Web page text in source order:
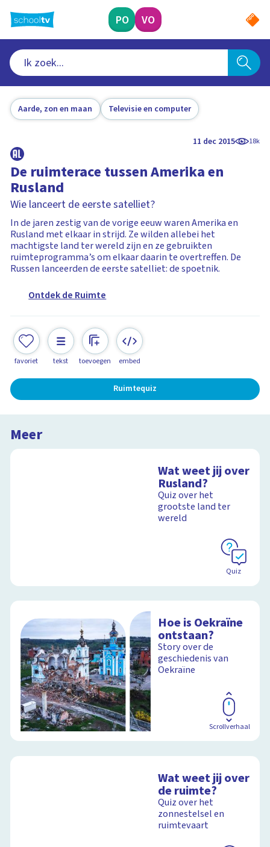
naar
hoofdinhoud
PO VO
Aarde, zon en maan Televisie en computer
11 dec 2015 18k
De ruimterace tussen Amerika en
Rusland
Wie lanceert de eerste satelliet?
In de jaren zestig van de vorige eeuw waren Amerika en
Rusland met elkaar in strijd. Ze wilden allebei het
machtigste land ter wereld zijn en ze gebruikten
ruimteprogramma’s om elkaar daarin te overtreffen. De
Russen lanceerden de eerste satelliet: de spoetnik.
Ontdek de Ruimte
favoriet tekst toevoegen embed
Ruimtequiz
Meer
Wat weet jij over
Rusland?
Quiz over het
grootste land ter
wereld
Quiz
Hoe is Oekraïne
ontstaan?
Story over de
geschiedenis van
Oekraïne
Scrollverhaal
Wat weet jij over
de ruimte?
Quiz over het
zonnestelsel en
ruimtevaart